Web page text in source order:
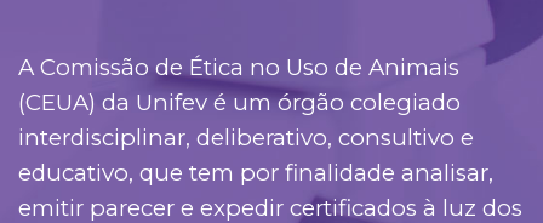
A Comissão de Ética no Uso de Animais
(CEUA) da Unifev é um órgão colegiado
interdisciplinar, deliberativo, consultivo e
educativo, que tem por finalidade analisar,
emitir parecer e expedir certificados à luz dos